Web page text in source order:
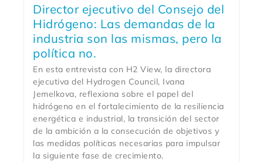
Director ejecutivo del Consejo del
Hidrógeno: Las demandas de la
industria son las mismas, pero la
política no.
En esta entrevista con H2 View, la directora
ejecutiva del Hydrogen Council, Ivana
Jemelkova, reflexiona sobre el papel del
hidrógeno en el fortalecimiento de la resiliencia
energética e industrial, la transición del sector
de la ambición a la consecución de objetivos y
las medidas políticas necesarias para impulsar
la siguiente fase de crecimiento.